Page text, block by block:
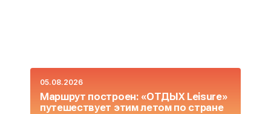
05.08.2026
Маршрут построен: «ОТДЫХ Leisure»
путешествует этим летом по стране